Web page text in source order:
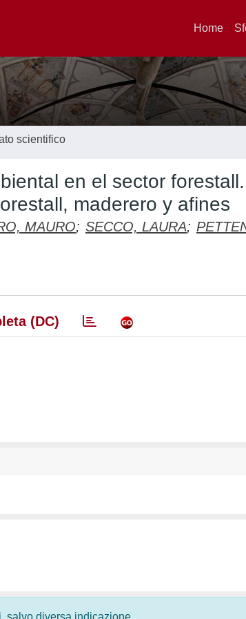
Home
scientifico
en el sector forestall.
maderero y afines
MAURO; SECCO, LAURA;
(DC)
salvo diversa indicazione.